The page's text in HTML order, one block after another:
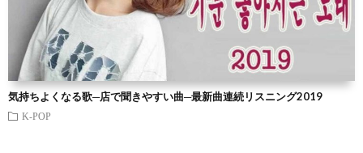
気持ちよくなる歌─店で聞きやすい曲─最新曲連続リスニング2019
K-POP